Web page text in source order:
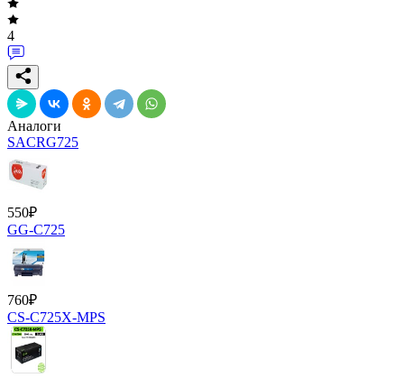
4
Аналоги
SACRG725
550₽
GG-C725
760₽
CS-C725X-MPS